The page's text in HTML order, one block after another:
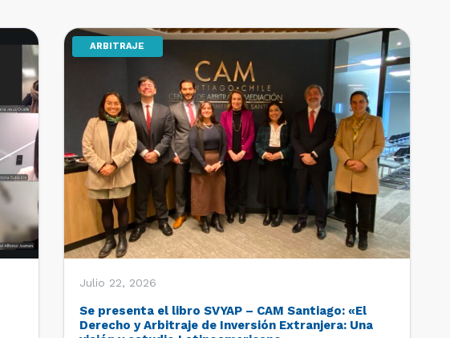
ARBITRAJE
Julio 22, 2026
Se presenta el libro SVYAP – CAM Santiago: «El
Derecho y Arbitraje de Inversión Extranjera: Una